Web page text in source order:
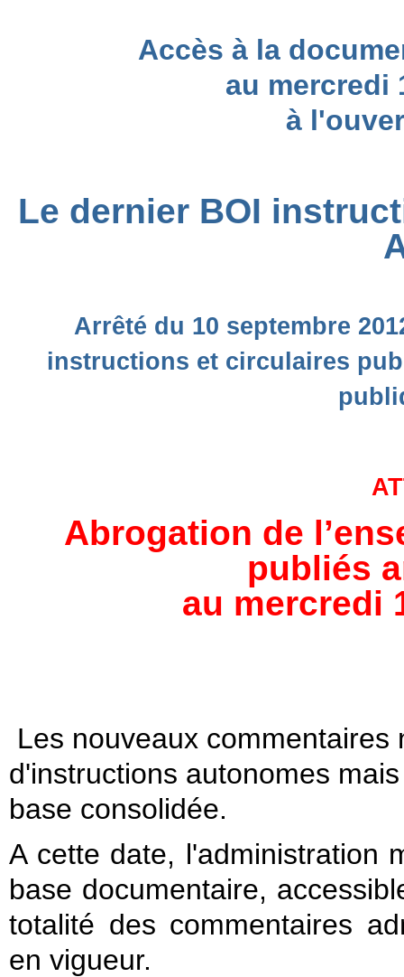
Accès à la
au mercredi
à
Le dernier BOI
Arrêté du 10 septembre
instructions et circulaires
Abrogation de
publiés
au mercredi
Les nouveaux
d'instructions autonomes
base consolidée.
A cette date, l'administration
base documentaire,
totalité des commentaires
en vigueur.